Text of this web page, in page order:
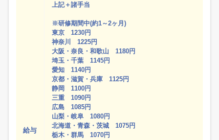
給与
上記＋諸手当
※研修期間中(約1～2ヶ月)
東京 1230円
神奈川 1225円
大阪・奈良・和歌山 1180円
埼玉・千葉 1145円
愛知 1140円
京都・滋賀・兵庫 1125円
静岡 1100円
三重 1090円
広島 1085円
山梨・岐阜 1080円
北海道・青森・茨城 1075円
栃木・群馬 1070円